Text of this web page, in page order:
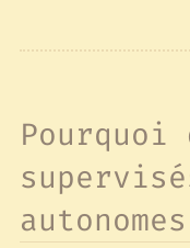
Pourquoi
autonomes